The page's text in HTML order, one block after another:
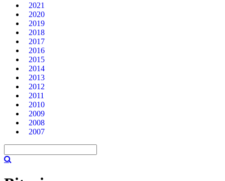
2021
2020
2019
2018
2017
2016
2015
2014
2013
2012
2011
2010
2009
2008
2007